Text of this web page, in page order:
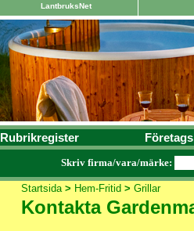
LantbruksNet
Rubrikregister
Skriv firma/vara/märke:
Startsida> Hem-Fritid > Grillar
Kontakta